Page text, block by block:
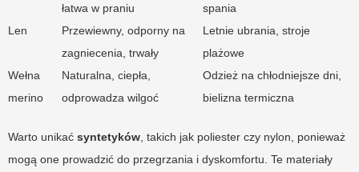
łatwa w praniu
spania
Len
Przewiewny, odporny na
zagniecenia, trwały
Letnie ubrania, stroje
plażowe
Wełna
merino
Naturalna, ciepła,
odprowadza wilgoć
Odzież na chłodniejsze dni,
bielizna termiczna
Warto unikać syntetyków , takich jak poliester czy nylon, ponieważ
mogą one prowadzić do przegrzania i dyskomfortu. Te materiały